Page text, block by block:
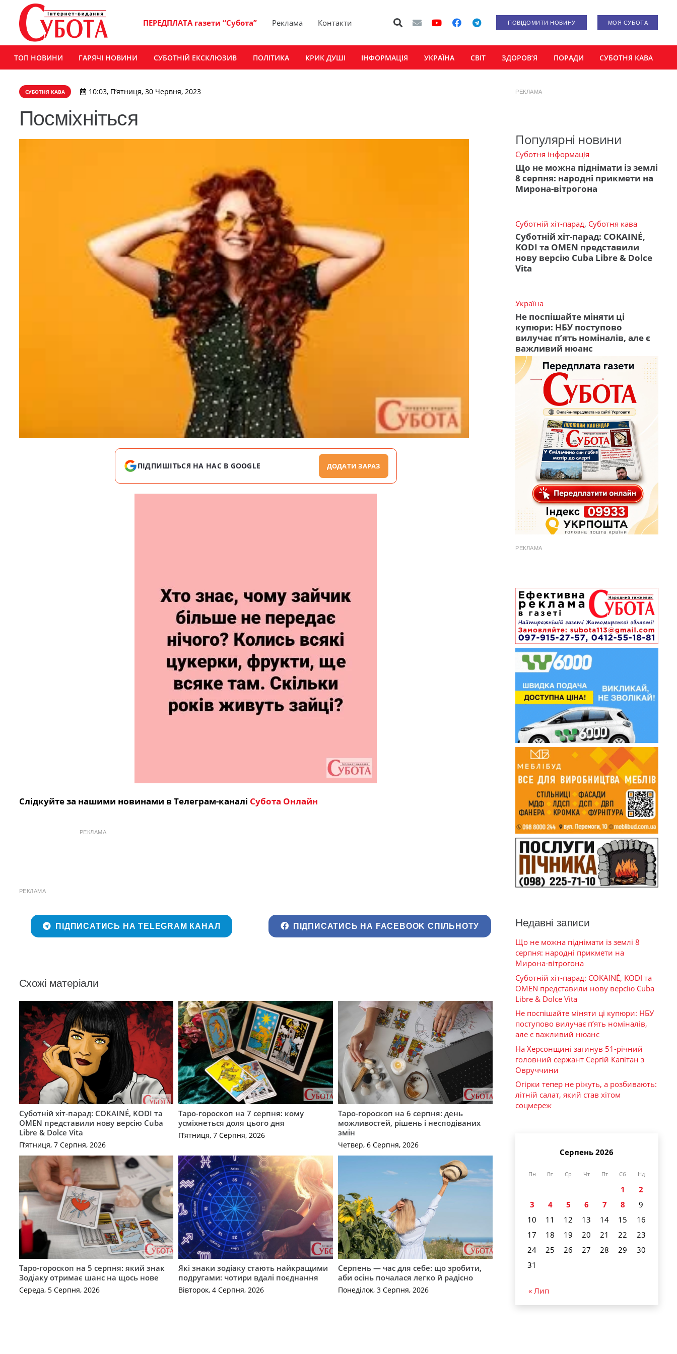
ПЕРЕДПЛАТА газети “Субота” Реклама Контакти ПОВІДОМИТИ НОВИНУ МОЯ СУБОТА
ТОП НОВИНИ ГАРЯЧІ НОВИНИ СУБОТНІЙ ЕКСКЛЮЗИВ ПОЛІТИКА КРИК ДУШІ ІНФОРМАЦІЯ УКРАЇНА СВІТ ЗДОРОВ’Я ПОРАДИ СУБОТНЯ КАВА
СУБОТНЯ КАВА 10:03, П’ятниця, 30 Червня, 2023
Посміхніться
ПІДПИШІТЬСЯ НА НАС В GOOGLE ДОДАТИ ЗАРАЗ
Слідкуйте за нашими новинами в Телеграм-каналі Субота Онлайн
РЕКЛАМА
РЕКЛАМА
ПІДПИСАТИСЬ НА TELEGRAM КАНАЛ ПІДПИСАТИСЬ НА FACEBOOK СПІЛЬНОТУ
Схожі матеріали
Суботній хіт-парад: COKAINÉ, KODI та
OMEN представили нову версію Cuba
Libre & Dolce Vita
П’ятниця, 7 Серпня, 2026
Таро-гороскоп на 7 серпня: кому
усміхнеться доля цього дня
П’ятниця, 7 Серпня, 2026
Таро-гороскоп на 6 серпня: день
можливостей, рішень і несподіваних
змін
Четвер, 6 Серпня, 2026
Таро-гороскоп на 5 серпня: який знак
Зодіаку отримає шанс на щось нове
Середа, 5 Серпня, 2026
Які знаки зодіаку стають найкращими
подругами: чотири вдалі поєднання
Вівторок, 4 Серпня, 2026
Серпень — час для себе: що зробити,
аби осінь почалася легко й радісно
Понеділок, 3 Серпня, 2026
РЕКЛАМА
Популярні новини
Суботня інформація
Що не можна піднімати із землі
8 серпня: народні прикмети на
Мирона-вітрогона
Суботній хіт-парад, Суботня кава
Суботній хіт-парад: COKAINÉ,
KODI та OMEN представили
нову версію Cuba Libre & Dolce
Vita
Україна
Не поспішайте міняти ці
купюри: НБУ поступово
вилучає п’ять номіналів, але є
важливий нюанс
РЕКЛАМА
Недавні записи
Що не можна піднімати із землі 8
серпня: народні прикмети на
Мирона-вітрогона
Суботній хіт-парад: COKAINÉ, KODI та
OMEN представили нову версію Cuba
Libre & Dolce Vita
Не поспішайте міняти ці купюри: НБУ
поступово вилучає п’ять номіналів,
але є важливий нюанс
На Херсонщині загинув 51-річний
головний сержант Сергій Капітан з
Овруччини
Огірки тепер не ріжуть, а розбивають:
літній салат, який став хітом
соцмереж
Серпень 2026
Пн Вт Ср Чт Пт Сб Нд
1
2
3
4 5 6 7 8
9
10
11 12 13 14 15
16
17
18 19 20 21 22
23
24
25 26 27 28 29
30
31
« Лип